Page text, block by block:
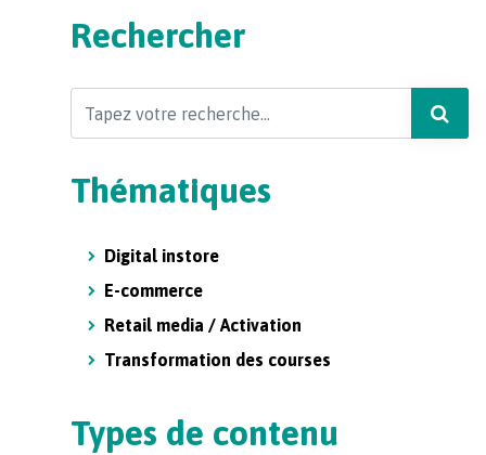
Rechercher
Thématiques
Digital instore
E-commerce
Retail media / Activation
Transformation des courses
Types de contenu